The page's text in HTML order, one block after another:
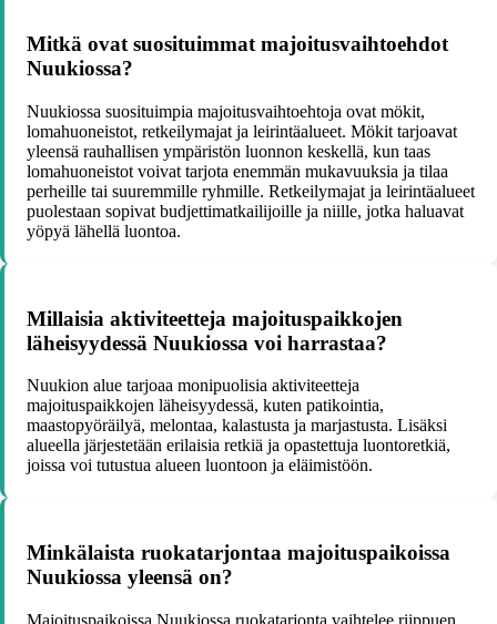
Mitkä ovat suosituimmat majoitusvaihtoehdot
Nuukiossa?
Nuukiossa suosituimpia majoitusvaihtoehtoja ovat mökit,
lomahuoneistot, retkeilymajat ja leirintäalueet. Mökit tarjoavat
yleensä rauhallisen ympäristön luonnon keskellä, kun taas
lomahuoneistot voivat tarjota enemmän mukavuuksia ja tilaa
perheille tai suuremmille ryhmille. Retkeilymajat ja leirintäalueet
puolestaan sopivat budjettimatkailijoille ja niille, jotka haluavat
yöpyä lähellä luontoa.
Millaisia aktiviteetteja majoituspaikkojen
läheisyydessä Nuukiossa voi harrastaa?
Nuukion alue tarjoaa monipuolisia aktiviteetteja
majoituspaikkojen läheisyydessä, kuten patikointia,
maastopyöräilyä, melontaa, kalastusta ja marjastusta. Lisäksi
alueella järjestetään erilaisia retkiä ja opastettuja luontoretkiä,
joissa voi tutustua alueen luontoon ja eläimistöön.
Minkälaista ruokatarjontaa majoituspaikoissa
Nuukiossa yleensä on?
Majoituspaikoissa Nuukiossa ruokatarjonta vaihtelee riippuen